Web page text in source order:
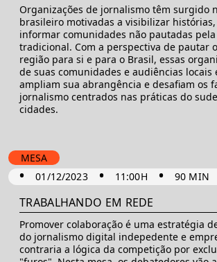
Organizações de jornalismo têm surgido
brasileiro motivadas a visibilizar histórias,
informar comunidades não pautadas
tradicional. Com a perspectiva de pautar
região para si e para o Brasil, essas
de suas comunidades e audiências locais
ampliam sua abrangência e desafiam os
jornalismo centrados nas práticas do
cidades.
MESA
• 01/12/2023 • 11:00H • 90 MIN
TRABALHANDO EM REDE
Promover colaboração é uma estratégia
do jornalismo digital indepedente e
contraria a lógica da competição por